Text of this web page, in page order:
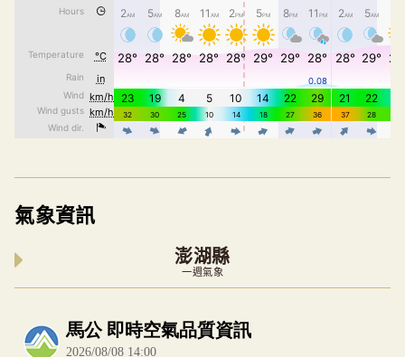
氣象資訊
澎湖縣
一週氣象
內嵌空氣品質小工具為視覺預覽，完整即時空